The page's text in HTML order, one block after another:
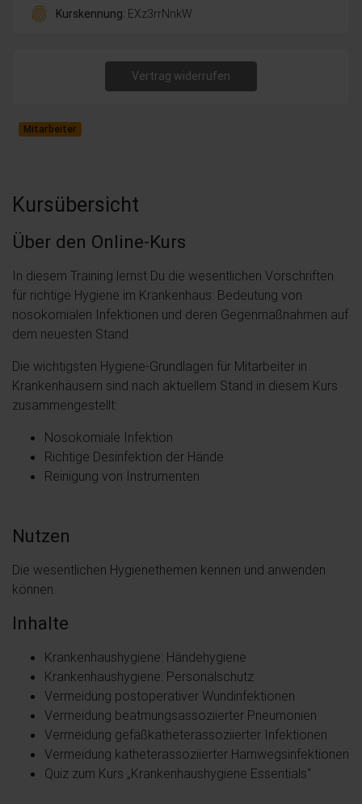
fingerprint Kurskennung: EXz3rrNnkW
Vertrag widerrufen
Mitarbeiter
Kursübersicht
Über den Online-Kurs
In diesem Training lernst Du die wesentlichen Vorschriften
für richtige Hygiene im Krankenhaus: Bedeutung von
nosokomialen Infektionen und deren Gegenmaßnahmen auf
dem neuesten Stand.
Die wichtigsten Hygiene-Grundlagen für Mitarbeiter in
Krankenhäusern sind nach aktuellem Stand in diesem Kurs
zusammengestellt:
Nosokomiale Infektion
Richtige Desinfektion der Hände
Reinigung von Instrumenten
Nutzen
Die wesentlichen Hygienethemen kennen und anwenden
können.
Inhalte
Krankenhaushygiene: Händehygiene
Krankenhaushygiene: Personalschutz
Vermeidung postoperativer Wundinfektionen
Vermeidung beatmungsassoziierter Pneumonien
Vermeidung gefäßkatheterassoziierter Infektionen
Vermeidung katheterassoziierter Harnwegsinfektionen
Quiz zum Kurs „Krankenhaushygiene Essentials“